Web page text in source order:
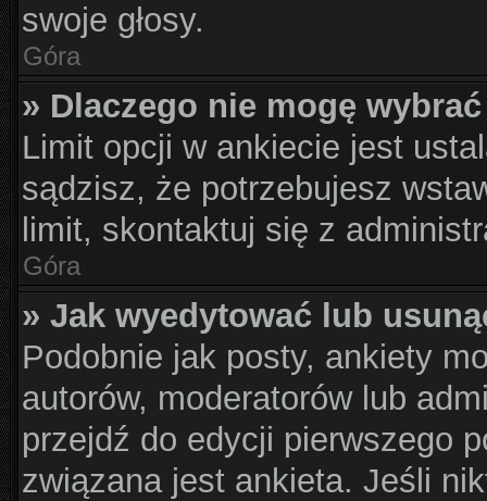
swoje głosy.
Góra
» Dlaczego nie mogę
Limit opcji w ankiecie jest
sądzisz, że potrzebujesz
limit, skontaktuj się z
Góra
» Jak wyedytować lub
Podobnie jak posty, ankiety
autorów, moderatorów lub
przejdź do edycji pierwszego
związana jest ankieta. Jeśli